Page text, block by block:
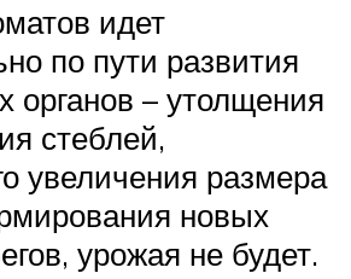
идет
по пути развития
органов – утолщения
стеблей,
увеличения размера
новых
урожая не будет.